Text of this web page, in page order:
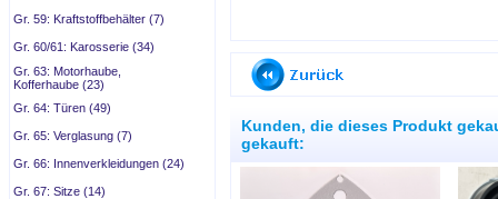
Gr. 59: Kraftstoffbehälter (7)
Gr. 60/61: Karosserie (34)
Gr. 63: Motorhaube,
Kofferhaube (23)
Gr. 64: Türen (49)
Gr. 65: Verglasung (7)
Gr. 66: Innenverkleidungen (24)
Gr. 67: Sitze (14)
Kunden, die dieses Produkt
gekauft: